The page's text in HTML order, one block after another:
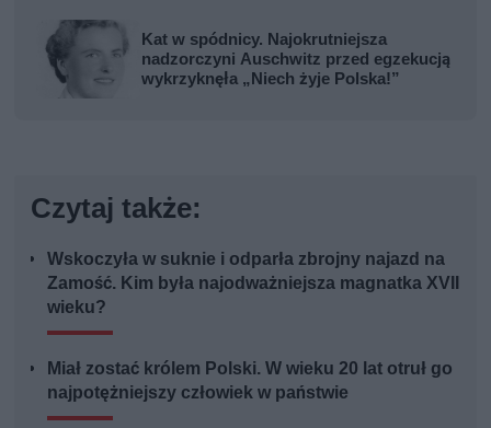
Kat w spódnicy. Najokrutniejsza
nadzorczyni Auschwitz przed egzekucją
wykrzyknęła „Niech żyje Polska!”
Czytaj także:
Wskoczyła w suknie i odparła zbrojny najazd na
Zamość. Kim była najodważniejsza magnatka XVII
wieku?
Miał zostać królem Polski. W wieku 20 lat otruł go
najpotężniejszy człowiek w państwie